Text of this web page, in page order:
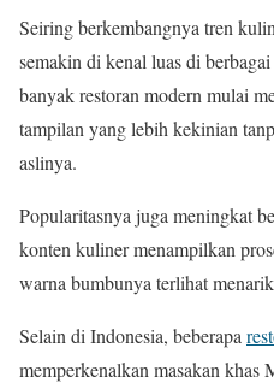
Seiring berkembangnya tren
semakin di kenal luas di
banyak restoran modern mulai
tampilan yang lebih kekinian
aslinya.
Popularitasnya juga meningkat
konten kuliner menampilkan
warna bumbunya terlihat
Selain di Indonesia, beberapa
memperkenalkan masakan khas